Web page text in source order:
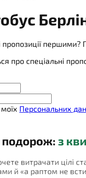
першими?
про спеціальні
Персональних
з
витрачати цілі
й «а раптом не